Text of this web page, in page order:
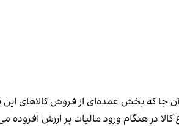
آن جا که بخش عمده‌ای از فروش کالاهای
در هنگام ورود مالیات بر ارزش افزوده